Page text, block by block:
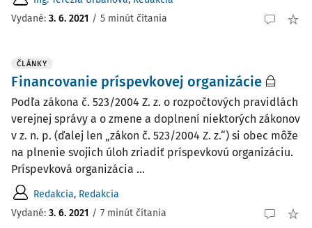
Vydané: 3. 6. 2021 / 5 minút čítania
ČLÁNKY
Financovanie príspevkovej organizácie
Podľa zákona č. 523/2004 Z. z. o rozpočtových pravidlách
verejnej správy a o zmene a doplnení niektorých zákonov
v z. n. p. (ďalej len „zákon č. 523/2004 Z. z.“) si obec môže
na plnenie svojich úloh zriadiť príspevkovú organizáciu.
Príspevková organizácia ...
Redakcia, Redakcia
Vydané: 3. 6. 2021 / 7 minút čítania